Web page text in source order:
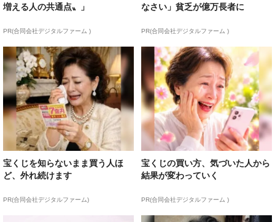
増える人の共通点〟」
PR(合同会社デジタルファーム )
なさい」貧乏が億万長者に
PR(合同会社デジタルファーム )
宝くじを知らないまま買う人ほ
ど、外れ続けます
PR(合同会社デジタルファーム)
宝くじの買い方、気づいた人から
結果が変わっていく
PR(合同会社デジタルファーム )